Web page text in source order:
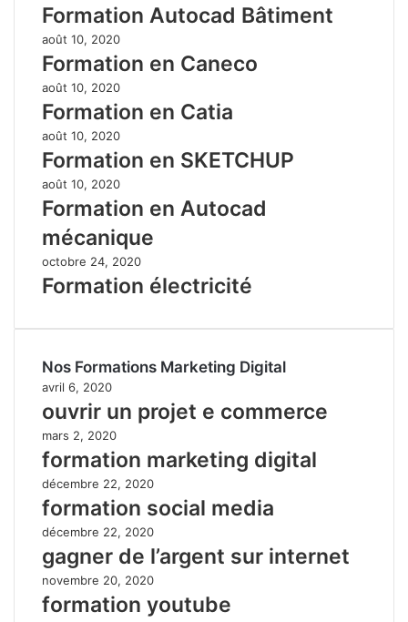
Formation Autocad Bâtiment
août 10, 2020
Formation en Caneco
août 10, 2020
Formation en Catia
août 10, 2020
Formation en SKETCHUP
août 10, 2020
Formation en Autocad
mécanique
octobre 24, 2020
Formation électricité
Nos Formations Marketing Digital
avril 6, 2020
ouvrir un projet e commerce
mars 2, 2020
formation marketing digital
décembre 22, 2020
formation social media
décembre 22, 2020
gagner de l’argent sur internet
novembre 20, 2020
formation youtube